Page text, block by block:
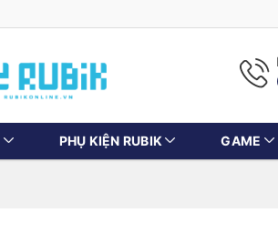
PHỤ KIỆN RUBIK GAME